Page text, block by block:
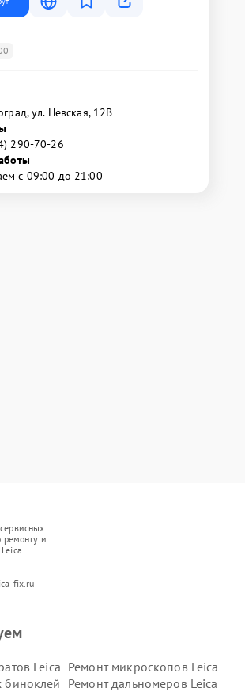
ул. Невская, 12В
290-70-26
с 09:00 до 21:00
ремонту и
fix.ru
Leica Ремонт микроскопов Leica
Ремонт дальномеров Leica